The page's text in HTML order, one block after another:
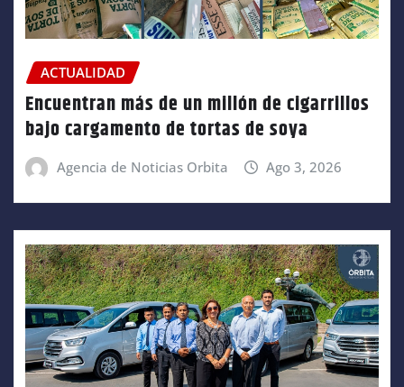
ACTUALIDAD
Encuentran más de un millón de cigarrillos
bajo cargamento de tortas de soya
Agencia de Noticias Orbita Ago 3, 2026